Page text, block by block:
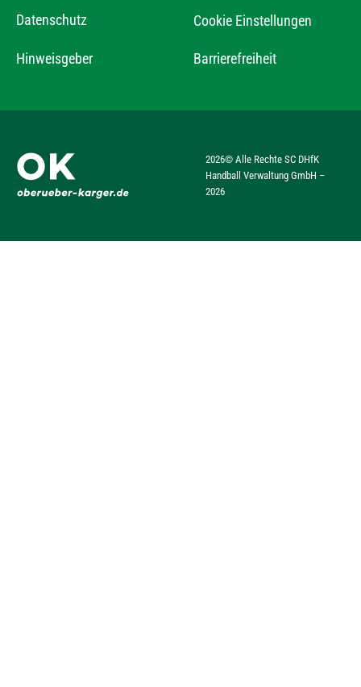
Datenschutz Cookie Einstellungen
Hinweisgeber Barrierefreiheit
2026© Alle Rechte SC DHfK
Handball Verwaltung GmbH –
2026